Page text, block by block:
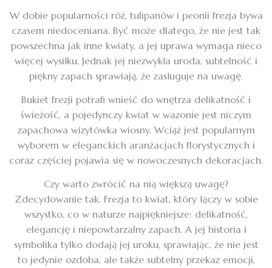
W dobie popularności róż, tulipanów i peonii frezja bywa
czasem niedoceniana. Być może dlatego, że nie jest tak
powszechna jak inne kwiaty, a jej uprawa wymaga nieco
więcej wysiłku. Jednak jej niezwykła uroda, subtelność i
piękny zapach sprawiają, że zasługuje na uwagę.
Bukiet frezji potrafi wnieść do wnętrza delikatność i
świeżość, a pojedynczy kwiat w wazonie jest niczym
zapachowa wizytówka wiosny. Wciąż jest popularnym
wyborem w eleganckich aranżacjach florystycznych i
coraz częściej pojawia się w nowoczesnych dekoracjach.
Czy warto zwrócić na nią większą uwagę?
Zdecydowanie tak. Frezja to kwiat, który łączy w sobie
wszystko, co w naturze najpiękniejsze: delikatność,
elegancję i niepowtarzalny zapach. A jej historia i
symbolika tylko dodają jej uroku, sprawiając, że nie jest
to jedynie ozdoba, ale także subtelny przekaz emocji,